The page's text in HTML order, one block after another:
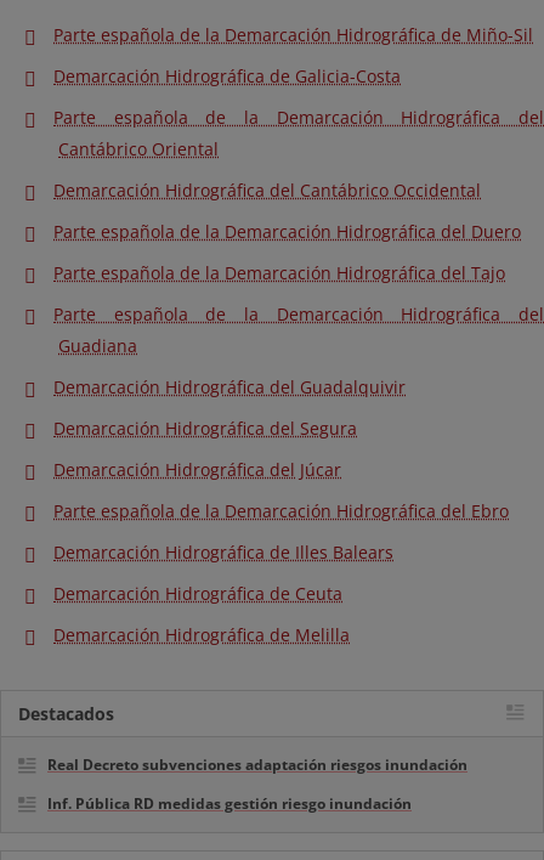
Parte española de la Demarcación Hidrográfica de Miño-Sil
Demarcación Hidrográfica de Galicia-Costa
Parte española de la Demarcación Hidrográfica del
Cantábrico Oriental
Demarcación Hidrográfica del Cantábrico Occidental
Parte española de la Demarcación Hidrográfica del Duero
Parte española de la Demarcación Hidrográfica del Tajo
Parte española de la Demarcación Hidrográfica del
Guadiana
Demarcación Hidrográfica del Guadalquivir
Demarcación Hidrográfica del Segura
Demarcación Hidrográfica del Júcar
Parte española de la Demarcación Hidrográfica del Ebro
Demarcación Hidrográfica de Illes Balears
Demarcación Hidrográfica de Ceuta
Demarcación Hidrográfica de Melilla
Destacados
Real Decreto subvenciones adaptación riesgos inundación
Inf. Pública RD medidas gestión riesgo inundación